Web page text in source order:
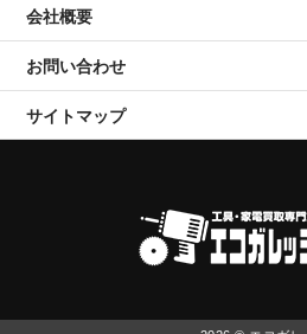
会社概要
お問い合わせ
サイトマップ